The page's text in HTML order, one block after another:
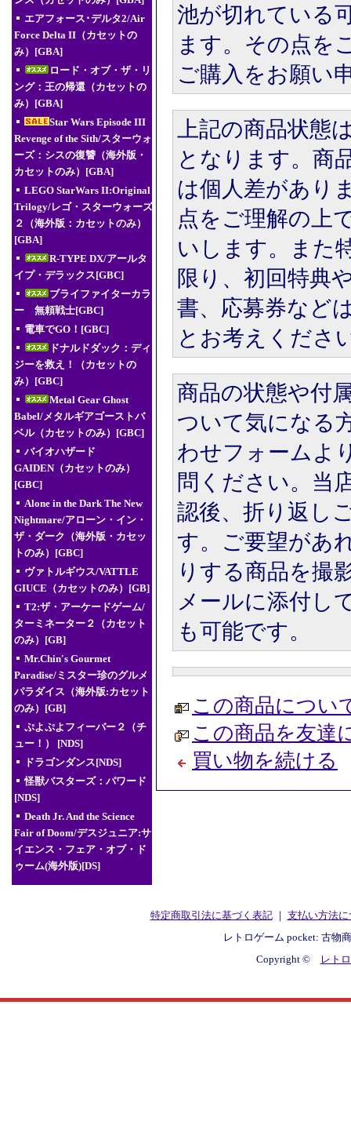
エアフォース･デルタ2/Air
Force Delta II（カセットの
み）[GBA]
ロード・オブ・ザ・リ
ング：王の帰還（カセットの
み）[GBA]
Star Wars Episode III
Revenge of the Sith/スターウォ
ーズ：シスの復讐（海外版・
カセットのみ）[GBA]
LEGO StarWars II:Original
Trilogy/レゴ・スターウォーズ
２（海外版：カセットのみ）
[GBA]
R-TYPE DX/アールタ
イプ・デラックス[GBC]
ブライファイターカラ
ー 無頼戦士[GBC]
電車でGO！[GBC]
ドナルドダック：ディ
ジーを救え！（カセットの
み）[GBC]
Metal Gear Ghost
Babel/メタルギアゴーストバ
ベル（カセットのみ）[GBC]
バイオハザード
GAIDEN（カセットのみ）
[GBC]
Alone in the Dark The New
Nightmare/アローン・イン・
ザ・ダーク（海外版・カセッ
トのみ）[GBC]
ヴァトルギウス/VATTLE
GIUCE（カセットのみ）[GB]
T2:ザ・アーケードゲーム/
ターミネーター２（カセット
のみ）[GB]
Mr.Chin's Gourmet
Paradise/ミスター珍のグルメ
パラダイス（海外版:カセット
のみ）[GB]
ぷよぷよフィーバー２（チ
ュー！） [NDS]
ドラゴンダンス[NDS]
怪獣バスターズ：パワード
[NDS]
Death Jr. And the Science
Fair of Doom/デスジュニア:サ
イエンス・フェア・オブ・ド
ゥーム(海外版)[DS]
池が切れている
ます。その点を
ご購入をお願い
上記の商品状態
となります。商
は個人差があり
点をご理解の上
いします。また
限り、初回特典
書、応募券など
とお考えくださ
商品の状態や付
ついて気になる
わせフォームよ
問ください。当
認後、折り返し
す。ご要望があ
りする商品を撮
メールに添付し
も可能です。
この商品につい
この商品を友達
買い物を続ける
特定商取引法に基づく表記｜ 支払い方法に
レトロゲーム pocket: 古物
Copyright ©
レト